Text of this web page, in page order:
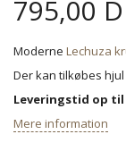
795,00
Moderne Lechuza
Der kan tilkøbes
Leveringstid op til
Mere information